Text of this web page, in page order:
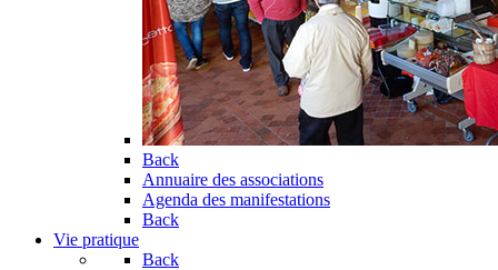
Back
Annuaire des associations
Agenda des manifestations
Back
Vie pratique
Back